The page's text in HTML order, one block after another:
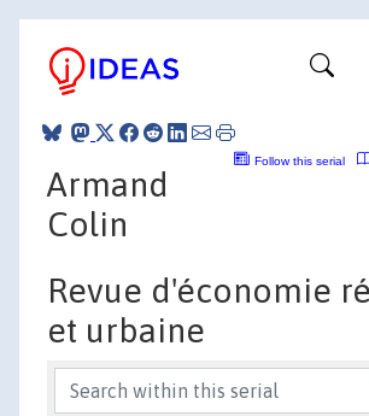
Follow this serial
Armand
Colin
Revue d'économie
et urbaine